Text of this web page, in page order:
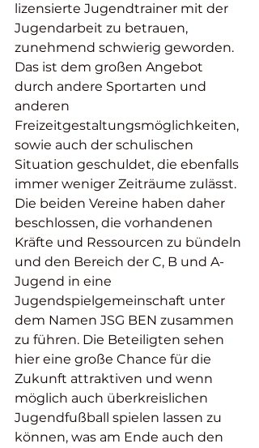
lizensierte Jugendtrainer mit der
Jugendarbeit zu betrauen,
zunehmend schwierig geworden.
Das ist dem großen Angebot
durch andere Sportarten und
anderen
Freizeitgestaltungsmöglichkeiten,
sowie auch der schulischen
Situation geschuldet, die ebenfalls
immer weniger Zeiträume zulässt.
Die beiden Vereine haben daher
beschlossen, die vorhandenen
Kräfte und Ressourcen zu bündeln
und den Bereich der C, B und A-
Jugend in eine
Jugendspielgemeinschaft unter
dem Namen JSG BEN zusammen
zu führen. Die Beteiligten sehen
hier eine große Chance für die
Zukunft attraktiven und wenn
möglich auch überkreislichen
Jugendfußball spielen lassen zu
können, was am Ende auch den